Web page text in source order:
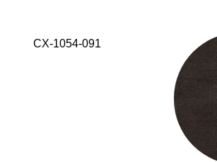
CX-1054-091